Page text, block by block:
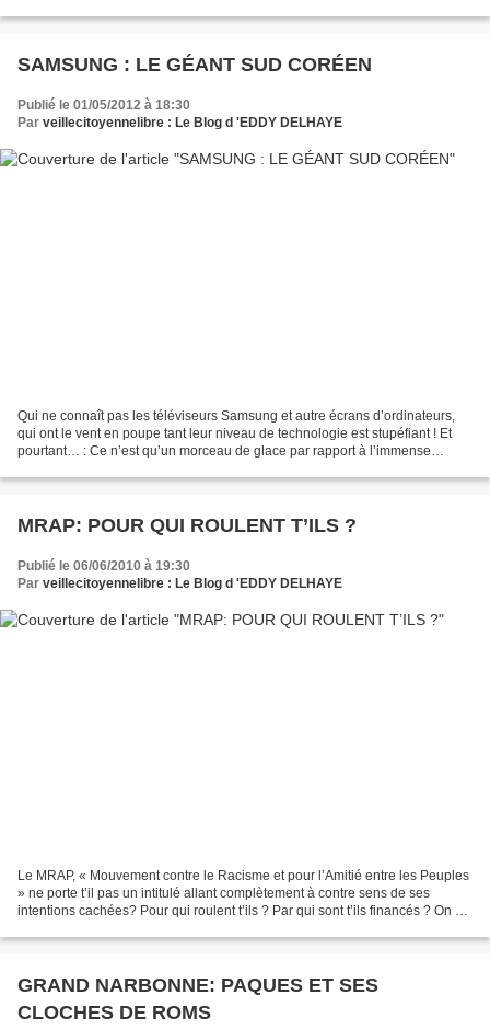
SAMSUNG : LE GÉANT SUD CORÉEN
Publié le 01/05/2012 à 18:30
Par veillecitoyennelibre : Le Blog d 'EDDY DELHAYE
Qui ne connaît pas les téléviseurs Samsung et autre écrans d’ordinateurs,
qui ont le vent en poupe tant leur niveau de technologie est stupéfiant ! Et
pourtant… : Ce n’est qu’un morceau de glace par rapport à l’immense
MRAP: POUR QUI ROULENT T’ILS ?
Publié le 06/06/2010 à 19:30
Par veillecitoyennelibre : Le Blog d 'EDDY DELHAYE
Le MRAP, « Mouvement contre le Racisme et pour l’Amitié entre les Peuples
» ne porte t’il pas un intitulé allant complètement à contre sens de ses
intentions cachées? Pour qui roulent t’ils ? Par qui sont t’ils financés ? On est
GRAND NARBONNE: PAQUES ET SES
CLOCHES DE ROMS